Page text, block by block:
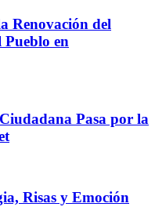
Renovación del
en
Pasa por la
Risas y Emoción